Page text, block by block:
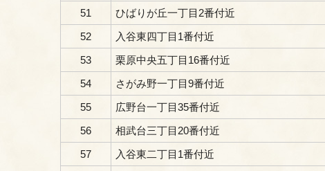
51
ひばりが丘一丁目2番付近
52
入谷東四丁目1番付近
53
栗原中央五丁目16番付近
54
さがみ野一丁目9番付近
55
広野台一丁目35番付近
56
相武台三丁目20番付近
57
入谷東二丁目1番付近